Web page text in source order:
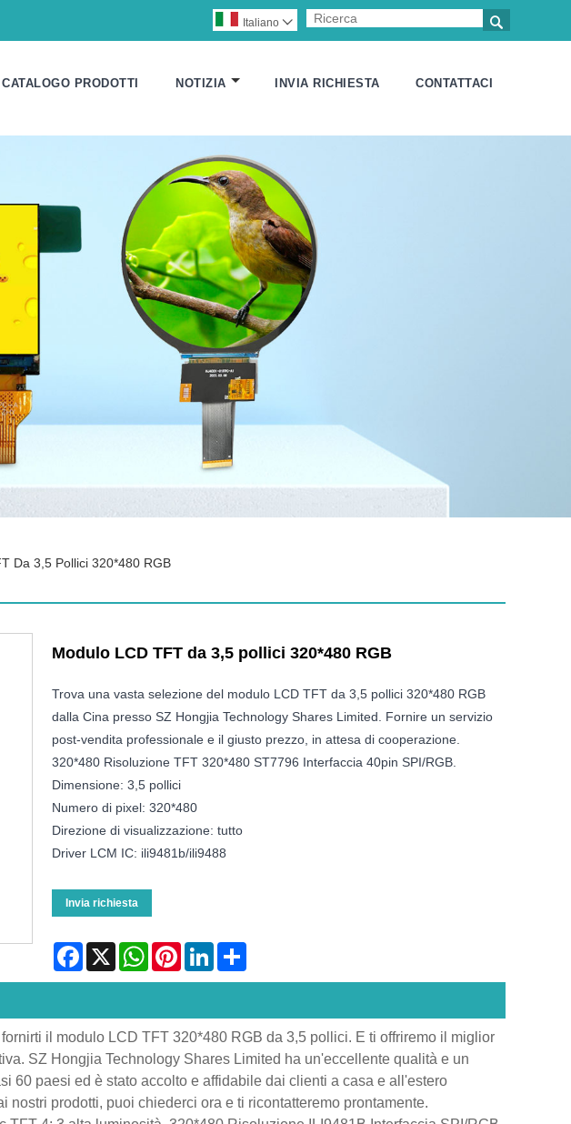

Italiano 
CATALOGO PRODOTTI NOTIZIA INVIA RICHIESTA CONTATTACI
Da 3,5 Pollici 320*480 RGB
Modulo LCD TFT da 3,5 pollici 320*480 RGB
Trova una vasta selezione del modulo LCD TFT da 3,5 pollici 320*480 RGB
dalla Cina presso SZ Hongjia Technology Shares Limited. Fornire un servizio
post-vendita professionale e il giusto prezzo, in attesa di cooperazione.
320*480 Risoluzione TFT 320*480 ST7796 Interfaccia 40pin SPI/RGB.
Dimensione: 3,5 pollici
Numero di pixel: 320*480
Direzione di visualizzazione: tutto
Driver LCM IC: ili9481b/ili9488
Invia richiesta
Facebook
X WhatsAppPinterestLinkedInShare
il ​​modulo LCD TFT 320*480 RGB da 3,5 pollici. E ti offriremo il miglior
SZ Hongjia Technology Shares Limited ha un'eccellente qualità e un
60 paesi ed è stato accolto e affidabile dai clienti a casa e all'estero
nostri prodotti, puoi chiederci ora e ti ricontatteremo prontamente.